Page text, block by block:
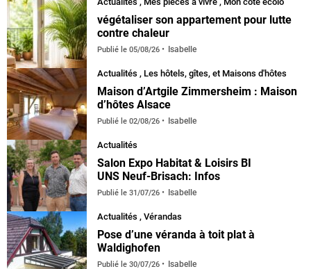
végétaliser son appartement pour lutte
contre chaleur
Publié le 05/08/26 Isabelle
Actualités , Les hôtels, gîtes, et Maisons d'hôtes
Maison d’Artgile Zimmersheim : Maison
d’hôtes Alsace
Publié le 02/08/26 Isabelle
Actualités
Salon Expo Habitat & Loisirs BI
UNS Neuf-Brisach: Infos
Publié le 31/07/26 Isabelle
default
Actualités , Vérandas
Pose d’une véranda à toit plat à
Waldighofen
Publié le 30/07/26 Isabelle